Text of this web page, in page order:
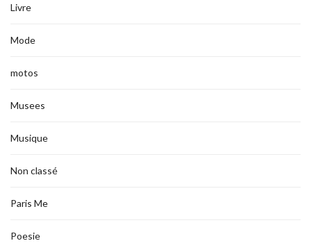
Livre
Mode
motos
Musees
Musique
Non classé
Paris Me
Poesie